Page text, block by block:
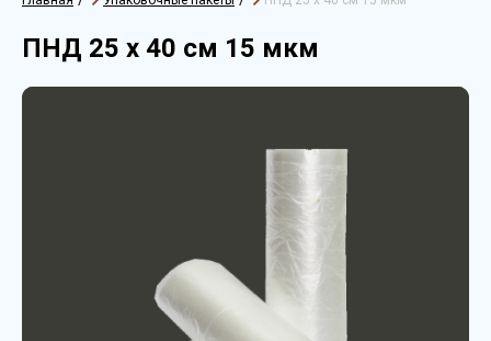
ПНД 25 х 40 см 15 мкм